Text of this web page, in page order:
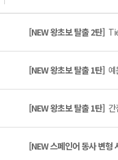
[NEW 왕초보 탈출 2탄]
[NEW 왕초보 탈출 1탄]
[NEW 왕초보 탈출 1탄]
[NEW 스페인어 동사 변형